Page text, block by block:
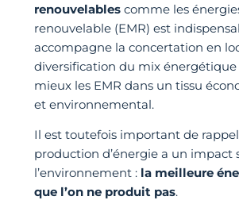
renouvelablescomme les
renouvelable (EMR) est
accompagne la concertation en
diversification du mix
mieux les EMR dans un tissu
et environnemental.
Il est toutefois important de
production d’énergie a un impact
l’environnement : la meilleure
que l’on ne produit pas.